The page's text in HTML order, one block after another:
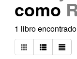
como
1 libro